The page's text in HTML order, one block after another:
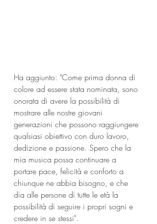
Ha aggiunto: "Come prima donna di
colore ad essere stata nominata, sono
onorata di avere la possibilità di
mostrare alle nostre giovani
generazioni che possono raggiungere
qualsiasi obiettivo con duro lavoro,
dedizione e passione. Spero che la
mia musica possa continuare a
portare pace, felicità e conforto a
chiunque ne abbia bisogno, e che
dia alle persone di tutte le età la
possibilità di seguire i propri sogni e
credere in se stessi".